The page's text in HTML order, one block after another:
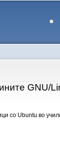
GNU/
со Ubuntu во